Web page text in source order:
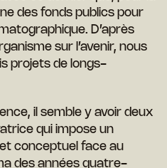
des fonds publics pour
D’après
sur l’avenir, nous
projets de longs-
il semble y avoir deux
qui impose un
conceptuel face au
des années quatre-